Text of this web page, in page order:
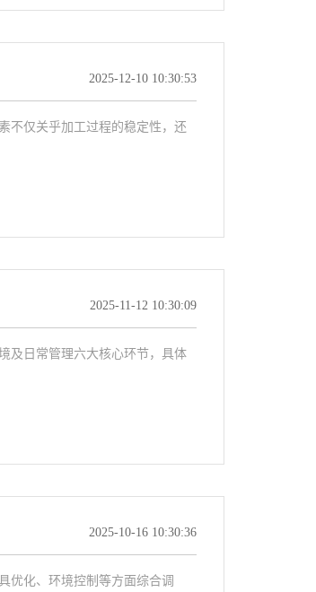
2025-12-10 10:30:53
仅关乎加工过程的稳定性，还
2025-11-12 10:30:09
日常管理六大核心环节，具体
2025-10-16 10:30:36
化、环境控制等方面综合调